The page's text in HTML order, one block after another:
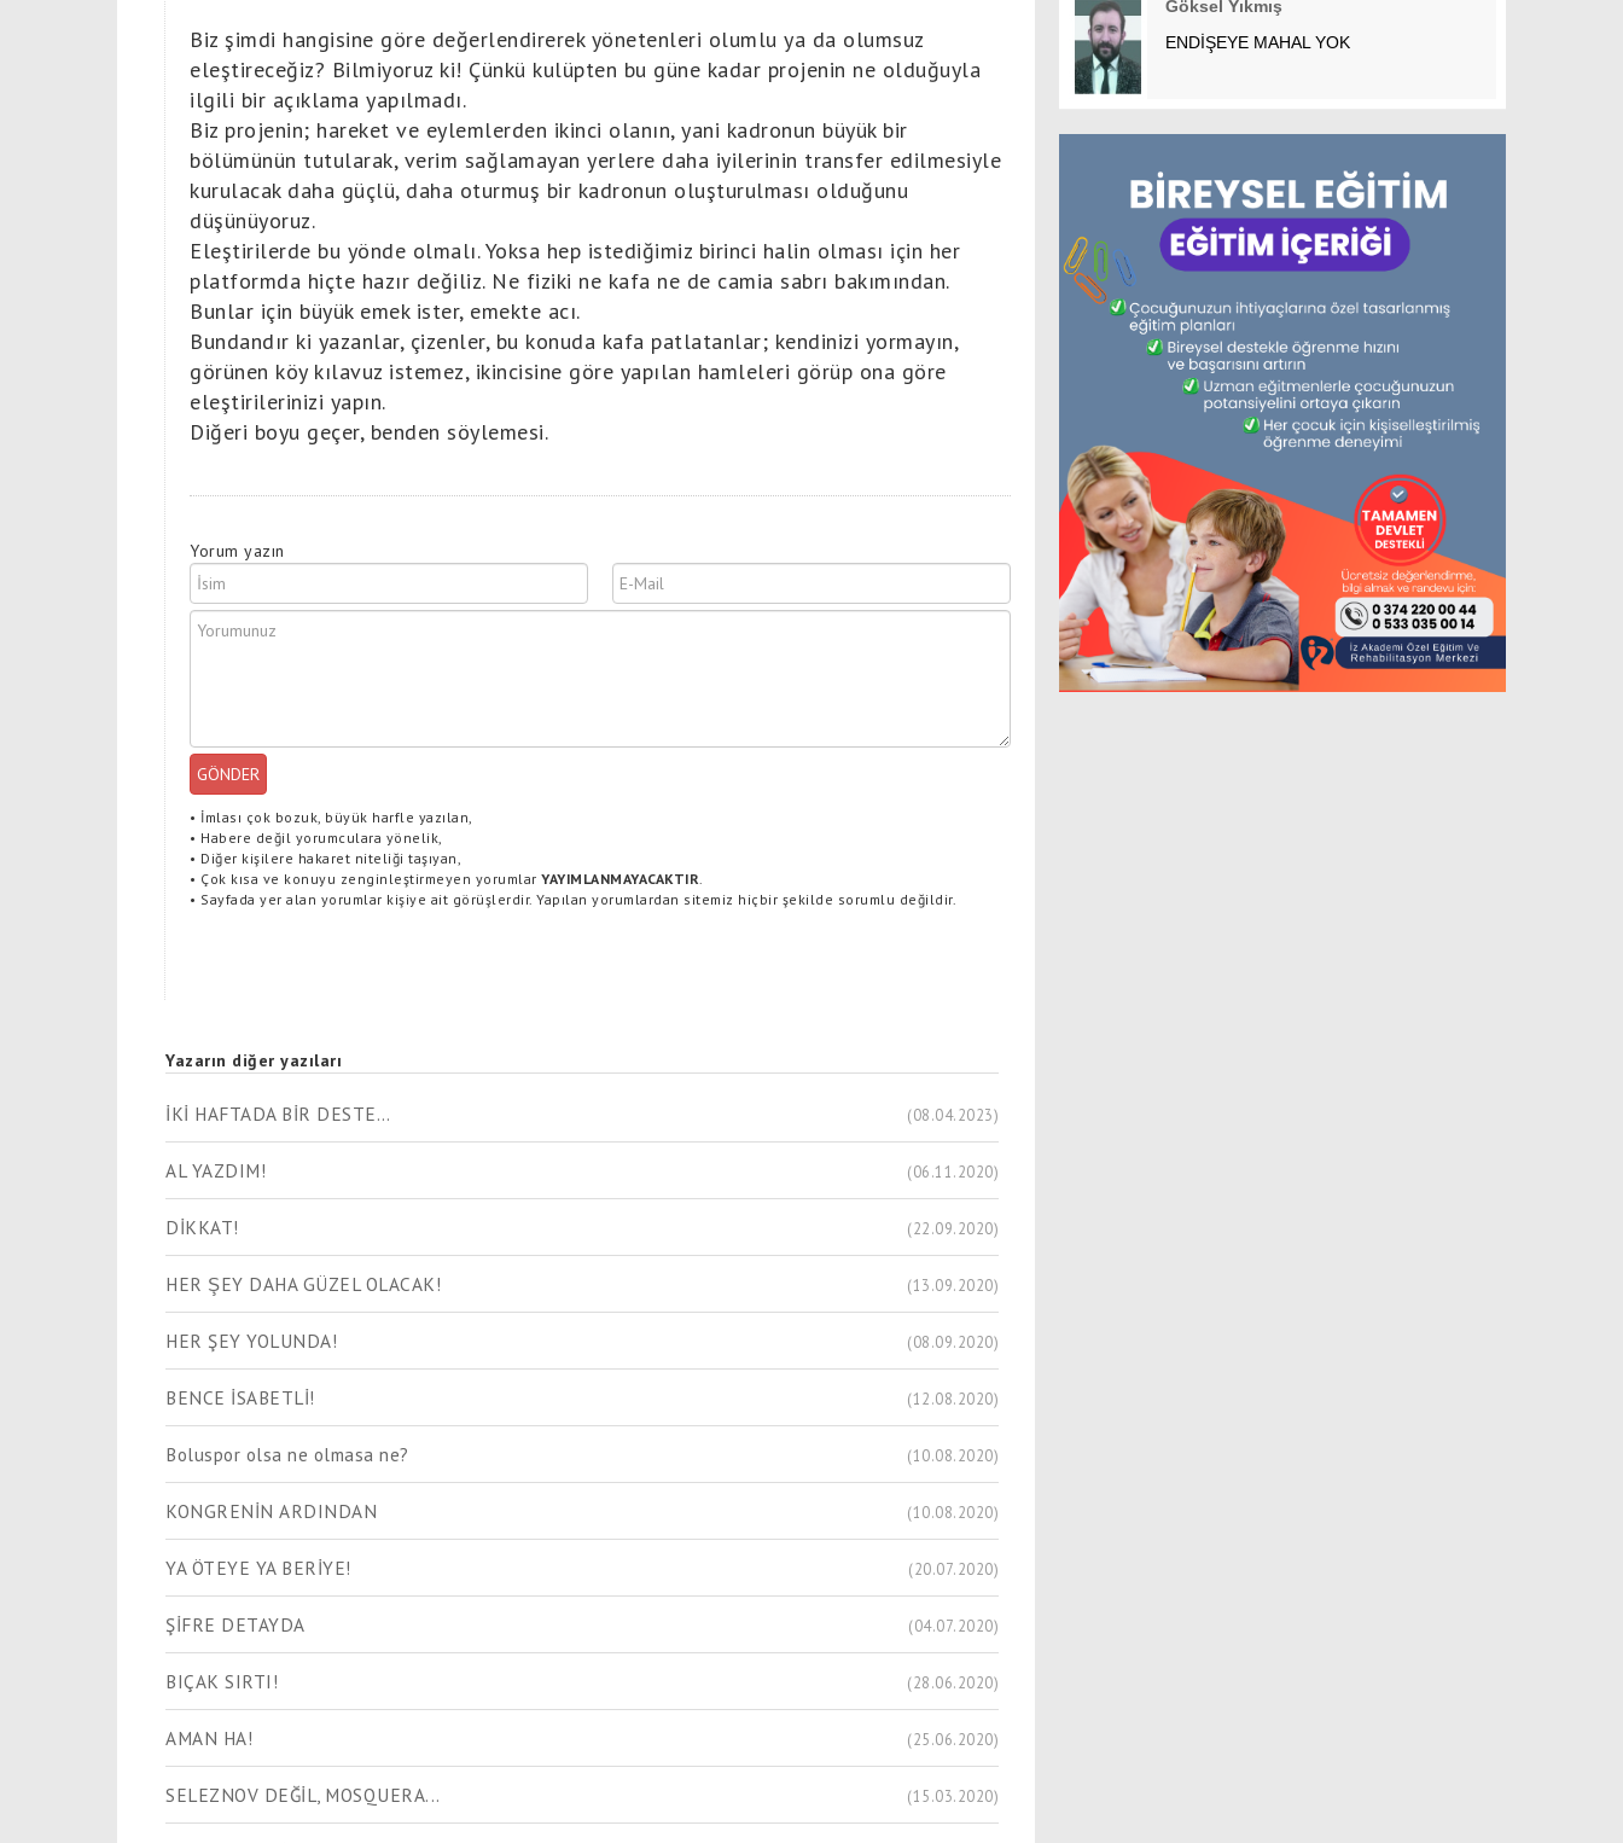
Biz şimdi hangisine göre değerlendirerek yönetenleri olumlu ya da olumsuz
eleştireceğiz? Bilmiyoruz ki! Çünkü kulüpten bu güne kadar projenin ne olduğuyla
ilgili bir açıklama yapılmadı.
Biz projenin; hareket ve eylemlerden ikinci olanın, yani kadronun büyük bir
bölümünün tutularak, verim sağlamayan yerlere daha iyilerinin transfer edilmesiyle
kurulacak daha güçlü, daha oturmuş bir kadronun oluşturulması olduğunu
düşünüyoruz.
Eleştirilerde bu yönde olmalı. Yoksa hep istediğimiz birinci halin olması için her
platformda hiçte hazır değiliz. Ne fiziki ne kafa ne de camia sabrı bakımından.
Bunlar için büyük emek ister, emekte acı.
Bundandır ki yazanlar, çizenler, bu konuda kafa patlatanlar; kendinizi yormayın,
görünen köy kılavuz istemez, ikincisine göre yapılan hamleleri görüp ona göre
eleştirilerinizi yapın.
Diğeri boyu geçer, benden söylemesi.
Yorum yazın
GÖNDER
• İmlası çok bozuk, büyük harfle yazılan,
• Habere değil yorumculara yönelik,
• Diğer kişilere hakaret niteliği taşıyan,
• Çok kısa ve konuyu zenginleştirmeyen yorumlar YAYIMLANMAYACAKTIR.
• Sayfada yer alan yorumlar kişiye ait görüşlerdir. Yapılan yorumlardan sitemiz hiçbir şekilde sorumlu değildir.
Yazarın diğer yazıları
İKİ HAFTADA BİR DESTE… (08.04.2023)
AL YAZDIM! (06.11.2020)
DİKKAT! (22.09.2020)
HER ŞEY DAHA GÜZEL OLACAK! (13.09.2020)
HER ŞEY YOLUNDA! (08.09.2020)
BENCE İSABETLİ! (12.08.2020)
Boluspor olsa ne olmasa ne? (10.08.2020)
KONGRENİN ARDINDAN (10.08.2020)
YA ÖTEYE YA BERİYE! (20.07.2020)
ŞİFRE DETAYDA (04.07.2020)
BIÇAK SIRTI! (28.06.2020)
AMAN HA! (25.06.2020)
SELEZNOV DEĞİL, MOSQUERA... (15.03.2020)
Göksel Yıkmış
ENDİŞEYE MAHAL YOK